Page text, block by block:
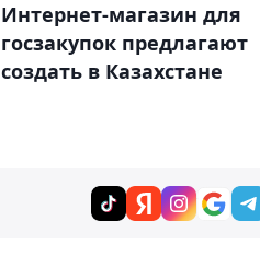
Интернет-магазин для
госзакупок предлагают
создать в Казахстане